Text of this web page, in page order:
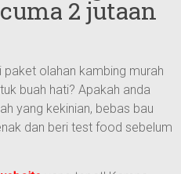
2 jutaan
olahan kambing murah
buah hati? Apakah anda
yang kekinian, bebas bau
dan beri test food sebelum